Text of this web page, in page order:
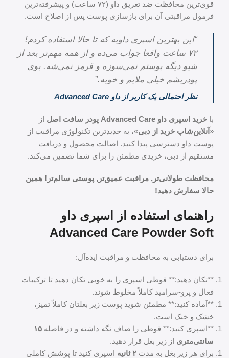
قوی‌ترین محافظت ضد تعریق داو (۷۲ ساعت) و پیشرفته‌ترین
فرمول مراقبتی آن برای بازسازی پوست پس از اصلاح است.
“این بهترین اسپری داویه که تا حالا استفاده کردم!
۷۲ ساعت واقعا جواب می‌ده و از همه مهم‌تر بعد از
شیو دیگه پوستم نمی‌سوزه و قرمز نمی‌شه. بوی
پودریشم خیلی ملایم و خوبه.”
نظر احتمالی یک کاربر از داو Advanced Care
با خرید اسپری داو Advanced Care پودر سافت اصل
از
« آنلاین‌شاپ خرید از دبی»، به جدیدترین تکنولوژی مراقبت از
پوست داو دسترسی پیدا کنید. اصالت محصول و دریافت
مستقیم از دبی، خریدی مطمئن را برای شما تضمین می‌کند.
محافظت طولانی‌تر, مراقبت عمیق‌تر, پوستی سالم‌تر! همین
حالا سفارش دهید!
راهنمای استفاده از اسپری داو
Advanced Care Powder Soft
برای دستیابی به محافظت و مراقبت ایده‌آل:
**تکان دهید:** قوطی اسپری را به خوبی تکان دهید تا ترکیبات
فعال و پرو-سرامید کاملاً مخلوط شوند.
**آماده کنید:** مطمئن شوید پوست زیر بغلتان کاملاً تمیز،
خشک و خنک است.
**اسپری کنید:** قوطی را صاف نگه داشته و در فاصله ۱۵
سانتی‌متری از زیر بغل قرار دهید.
برای هر زیر بغل به مدت ۲ ثانیه
اسپری کنید تا پوشش کاملی